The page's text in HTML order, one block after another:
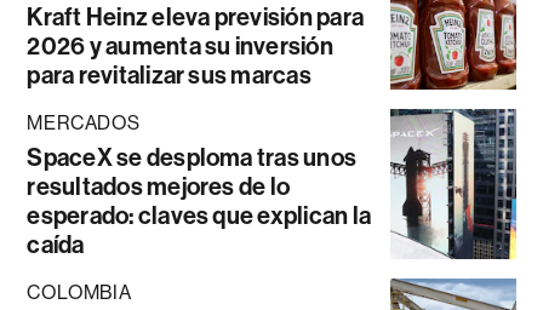
Kraft Heinz eleva previsión para
2026 y aumenta su inversión
para revitalizar sus marcas
MERCADOS
SpaceX se desploma tras unos
resultados mejores de lo
esperado: claves que explican la
caída
COLOMBIA